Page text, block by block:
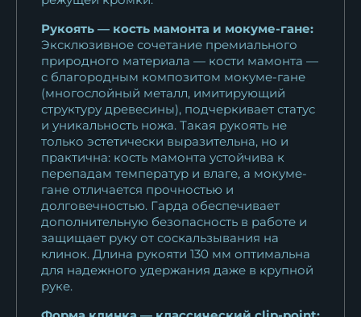
Рукоять — кость мамонта и мокуме-гане:
Эксклюзивное сочетание премиального
природного материала — кости мамонта —
с благородным композитом мокуме-гане
(многослойный металл, имитирующий
структуру древесины), подчеркивает статус
и уникальность ножа. Такая рукоять не
только эстетически выразительна, но и
практична: кость мамонта устойчива к
перепадам температур и влаге, а мокуме-
гане отличается прочностью и
долговечностью. Гарда обеспечивает
дополнительную безопасность в работе и
защищает руку от соскальзывания на
клинок. Длина рукояти 130 мм оптимальна
для надежного удержания даже в крупной
руке.